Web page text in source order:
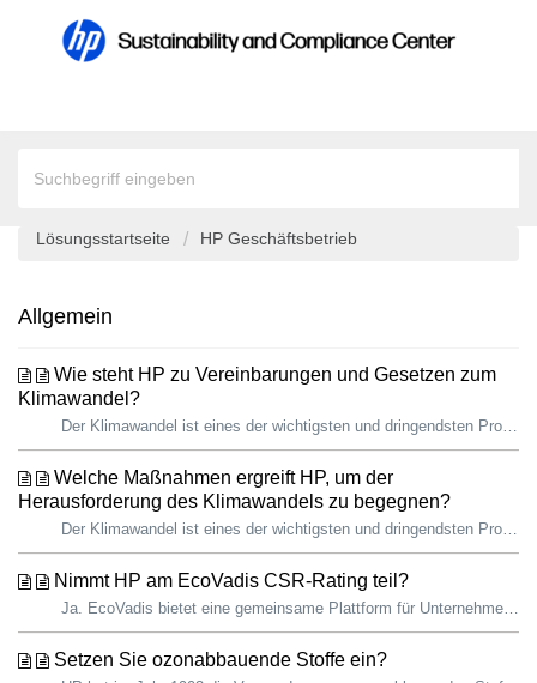
Lösungsstartseite HP Geschäftsbetrieb
Allgemein
Wie steht HP zu Vereinbarungen und Gesetzen zum
Klimawandel?
Der Klimawandel ist eines der wichtigsten und dringendsten Probleme, denen sich die Geschäftswelt und die Gesellschaft heute gegenübersehen. Die Wissenscha...
Welche Maßnahmen ergreift HP, um der
Herausforderung des Klimawandels zu begegnen?
Der Klimawandel ist eines der wichtigsten und dringendsten Probleme, denen sich die Geschäftswelt und die Gesellschaft heute gegenübersehen. Die Wissensch...
Nimmt HP am EcoVadis CSR-Rating teil?
Ja. EcoVadis bietet eine gemeinsame Plattform für Unternehmen zur Bewertung der Nachhaltigkeit von globalen Lieferketten. Die Plattform arbeitet auch mit Na...
Setzen Sie ozonabbauende Stoffe ein?